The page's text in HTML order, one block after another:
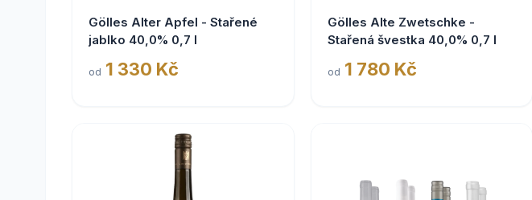
Gölles Alter Apfel - Stařené
jablko 40,0% 0,7 l
od 1 330 Kč
Gölles Alte Zwetschke -
Stařená švestka 40,0% 0,7 l
od 1 780 Kč